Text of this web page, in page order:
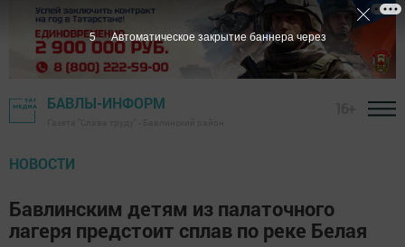
БАВЛЫ-ИНФОРМ
НОВОСТИ
Бавлинским детям из палаточного
лагеря предстоит сплав по реке Белая
4 Автоматическое закрытие баннера через